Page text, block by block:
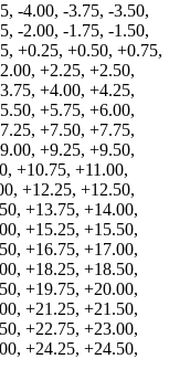
-4.00, -3.75, -3.50,
-2.00, -1.75, -1.50,
+0.25, +0.50, +0.75,
+2.25, +2.50,
+4.00, +4.25,
+5.75, +6.00,
+7.50, +7.75,
+9.25, +9.50,
+10.75, +11.00,
+12.25, +12.50,
+13.75, +14.00,
+15.25, +15.50,
+16.75, +17.00,
+18.25, +18.50,
+19.75, +20.00,
+21.25, +21.50,
+22.75, +23.00,
+24.25, +24.50,